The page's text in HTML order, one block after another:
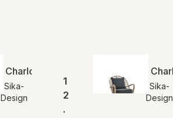
Charlottenborg 2 Personers
Sika-
Design
1
2
.
Sika-
Design